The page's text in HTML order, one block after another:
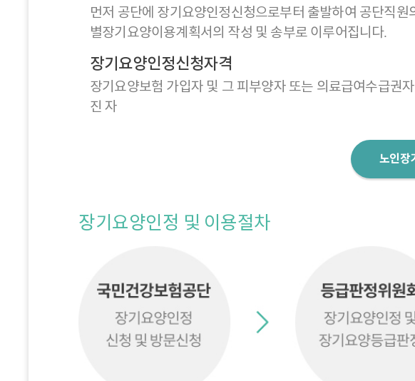
먼저 공단에 장기요양인정신청으로부터 출발하여 공단직
별장기요양이용계획서의 작성 및 송부로 이루어집니다.
장기요양인정신청자격
장기요양보험 가입자 및 그 피부양자 또는 의료급여수급권
진 자
노인장
장기요양인정 및 이용절차